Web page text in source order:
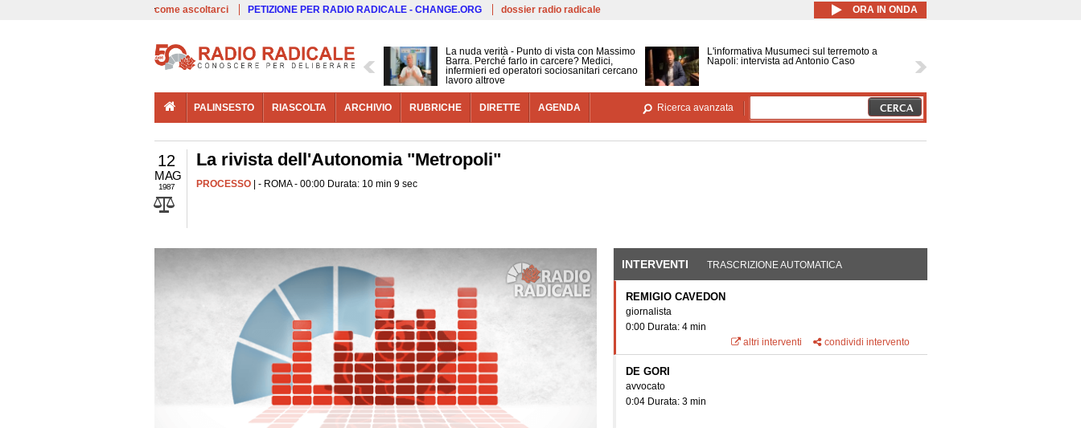
Salta al contenuto principale
come ascoltarci PETIZIONE PER RADIO RADICALE - CHANGE.ORG dossier radio radicale ORA IN ONDA
La nuda verità - Punto di vista con Massimo
Barra. Perché farlo in carcere? Medici,
infermieri ed operatori sociosanitari cercano
lavoro altrove
L'informativa Musumeci sul terremoto a
Napoli: intervista ad Antonio Caso
PALINSESTO RIASCOLTA ARCHIVIO RUBRICHE DIRETTE AGENDA Ricerca avanzata
12
MAG
1987
La rivista dell'Autonomia "Metropoli"
PROCESSO | - ROMA - 00:00 Durata: 10 min 9 sec
INTERVENTI (SCHEDA ATTIVA)
TRASCRIZIONE AUTOMATICA
REMIGIO CAVEDON
giornalista
0:00 Durata: 4 min
altri interventi
condividi intervento
DE GORI
avvocato
0:04 Durata: 3 min